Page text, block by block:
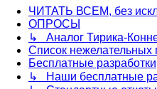
ЧИТАТЬ ВСЕМ, без
ОПРОСЫ
↳ Аналог Тирика-
Список нежелательных
Бесплатные
↳ Наши бесплатные